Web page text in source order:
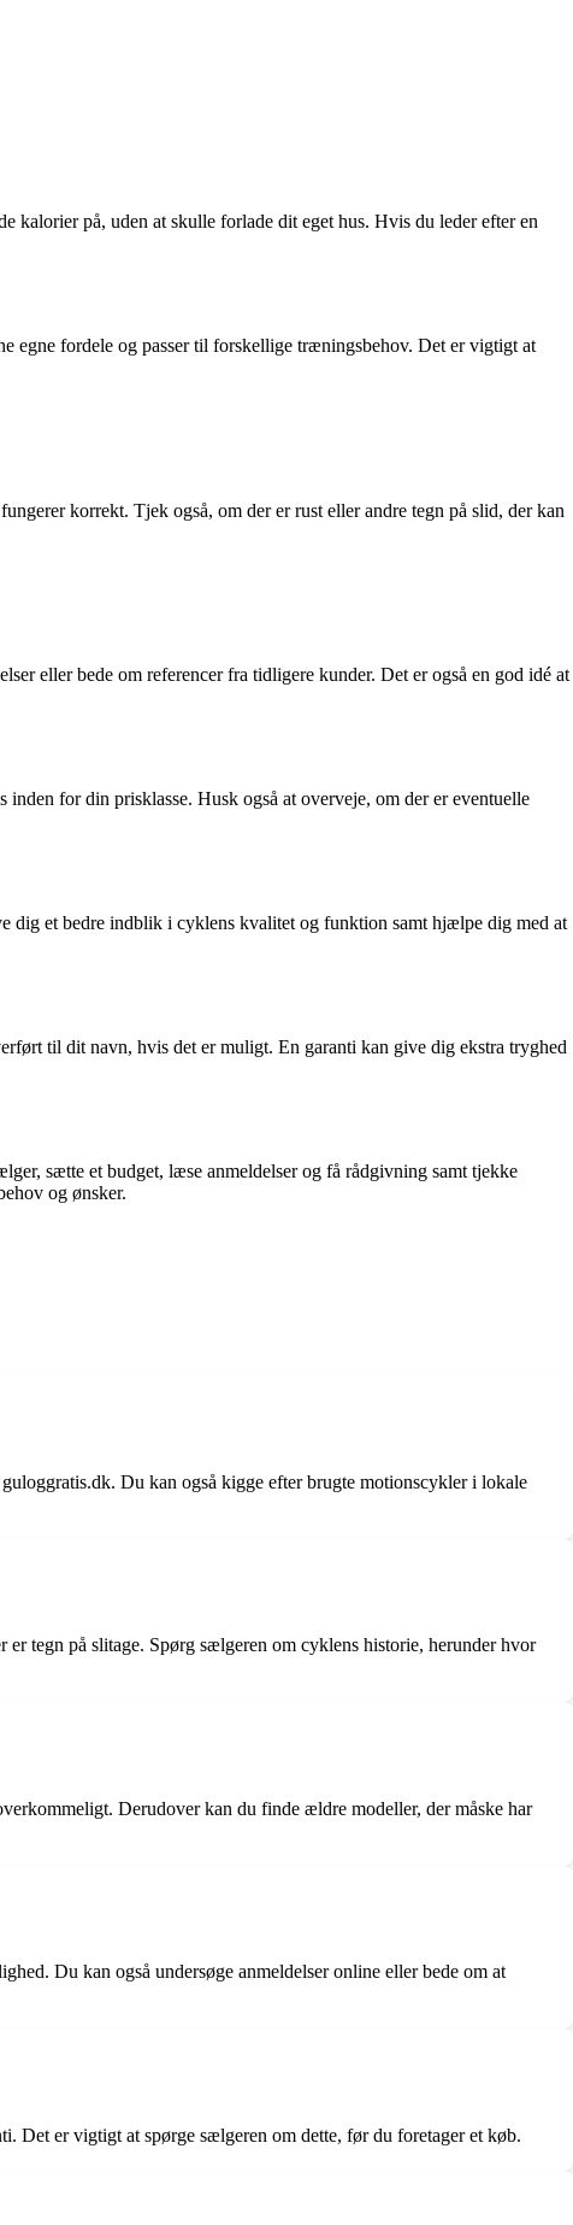
på, uden at skulle forlade dit eget hus. Hvis du leder efter en
egne fordele og passer til forskellige træningsbehov. Det er vigtigt at
korrekt. Tjek også, om der er rust eller andre tegn på slid, der kan
eller bede om referencer fra tidligere kunder. Det er også en god idé at
for din prisklasse. Husk også at overveje, om der er eventuelle
dig et bedre indblik i cyklens kvalitet og funktion samt hjælpe dig med at
til dit navn, hvis det er muligt. En garanti kan give dig ekstra tryghed
sætte et budget, læse anmeldelser og få rådgivning samt tjekke
og ønsker.
Du kan også kigge efter brugte motionscykler i lokale
tegn på slitage. Spørg sælgeren om cyklens historie, herunder hvor
Derudover kan du finde ældre modeller, der måske har
Du kan også undersøge anmeldelser online eller bede om at
Det er vigtigt at spørge sælgeren om dette, før du foretager et køb.